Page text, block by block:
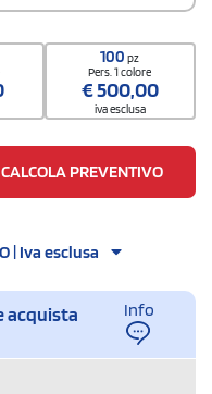
100pz
Pers. 1 colore
€500,00
iva esclusa
CALCOLA PREVENTIVO
| Iva esclusa
acquista
Info